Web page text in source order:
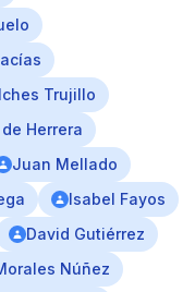
Trujillo
Herrera
Juan Mellado
Isabel Fayos
David Gutiérrez
Núñez